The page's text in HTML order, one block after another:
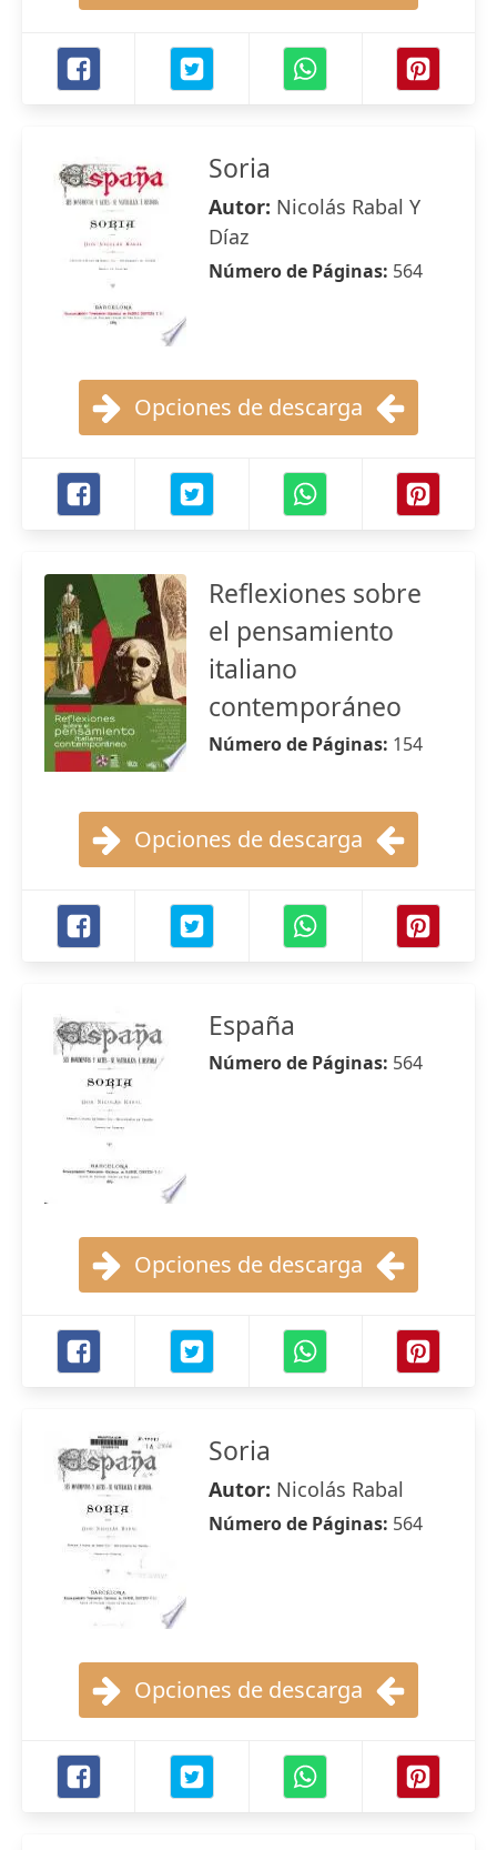
Soria
Autor: Nicolás Rabal Y
Díaz
Número de Páginas: 564
Opciones de descarga
Reflexiones sobre
el pensamiento
italiano
contemporáneo
Número de Páginas: 154
Opciones de descarga
España
Número de Páginas: 564
Opciones de descarga
Soria
Autor: Nicolás Rabal
Número de Páginas: 564
Opciones de descarga